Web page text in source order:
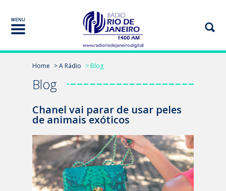
Home > A Rádio > Blog
Blog
Chanel vai parar de usar peles
de animais exóticos